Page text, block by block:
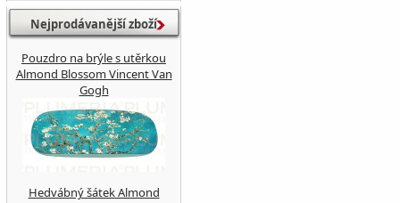
Nejprodávanější zboží
Pouzdro na brýle s utěrkou
Almond Blossom Vincent Van
Gogh
Hedvábný šátek Almond